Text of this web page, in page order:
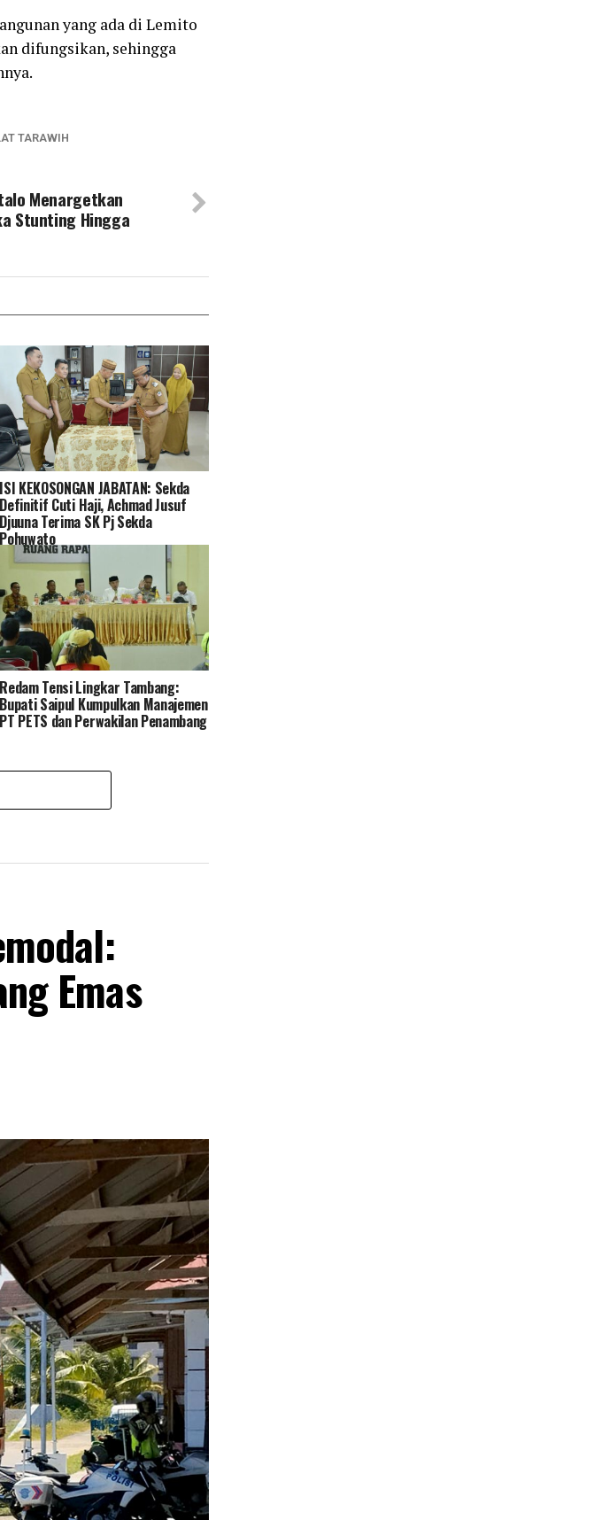
yang ada di Lemito
difungsikan, sehingga
TARAWIH
Menargetkan
Stunting Hingga
ISI KEKOSONGAN JABATAN: Sekda
Definitif Cuti Haji, Achmad Jusuf
Djuuna Terima SK Pj Sekda
Pohuwato
Redam Tensi Lingkar Tambang:
Bupati Saipul Kumpulkan Manajemen
PT PETS dan Perwakilan Penambang
Emas